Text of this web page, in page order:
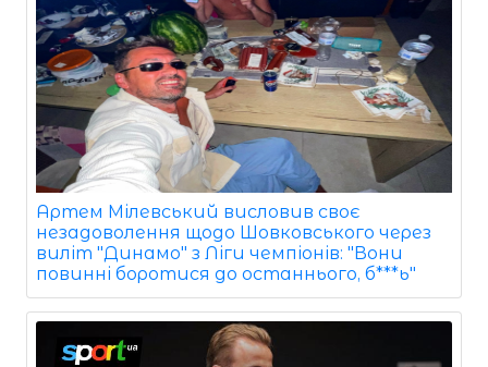
Артем Мілевський висловив своє
незадоволення щодо Шовковського через
виліт "Динамо" з Ліги чемпіонів: "Вони
повинні боротися до останнього, б***ь"